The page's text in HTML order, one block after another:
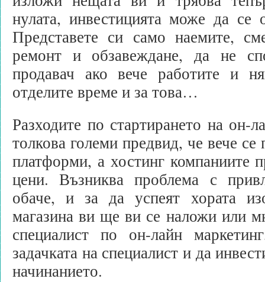
нулата, инвестицията може да се
Представете си само наемите,
ремонт и обзавеждане, да не
продавач ако вече работите и
отделите време и за това…
Разходите по стартирането на он-
толкова големи предвид, че вече се
платформи, а хостинг компаниите
цени. Възниква проблема с
обаче, и за да успеят хората
магазина ви ще ви се наложи или
специалист по он-лайн
задачката на специалист и да
начинанието.